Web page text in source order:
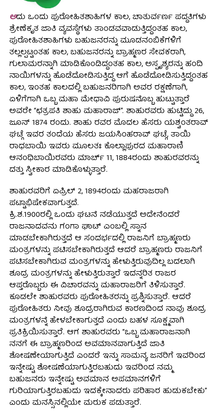
ಅದು ಒಂದು ಪುರೋಹಿತಶಾಹಿಗಳ ಕಾಲ, ಚಾತುರ್ವರ್ಣ ಪದ್ದತಿಗಳು
ಶ್ರೇಣೆಕೃತ ಜಾತಿ ವ್ಯವಸ್ಥೆಗಳು ತಾಂಡವವಾಡುತ್ತಿದ್ದಂತಹ ಕಾಲ,
ಪುರೋಹಿತಶಾಹಿಗಳು ಬಹುಜನರನ್ನು ಮೂಡನಂಬಿಕೆಗಳಿಗೆ
ತಲ್ಲಲ್ಪಟ್ಟಂತಹ ಕಾಲ, ಬಹುಜನರನ್ನು ಬ್ರಾಹ್ಮಣರ ಸೇವಕರಾಗಿ,
ಗುಲಾಮರನ್ನಾಗಿ ಮಾಡಿಕೊಂಡಿದ್ದಂತಹ ಕಾಲ, ಅಸ್ಪೃಶ್ಯರನ್ನು ಹಂದಿ
ನಾಯಿಗಳನ್ನು ಹೊಡೆದೋಡಿಸುತ್ತಿದ್ದ ಆಗೆ ಹೊಡೆದೋಡಿಸುತ್ತಿದ್ದಂತಹ
ಕಾಲ, ಇಂತಹ ಕಾಲದಲ್ಲಿ ಬಹುಜನರಿಗಾಗಿ ಅವರ ರಕ್ಷಣೆಗಾಗಿ,
ಏಳಿಗೆಗಾಗಿ ಒಬ್ಬ ಮಹಾ ಮೇಧಾವಿ ಪುರುಷನೊಬ್ಬ ಹುಟ್ಟುತ್ತಾರೆ
ಅವರೇ “ಛತ್ರಪತಿ ಶಾಹು ಮಹಾರಾಜ್”. ಶಾಹುರವರು ಹುಟ್ಟಿದ್ದು 26,
ಜೂನ್ 1874 ರಂದು. ಶಾಹು ರವರ ಮೊದಲ ಹೆಸರು ಯಶ್ವಂತರಾವ್
ಘಟ್ಗೆ ಇವರ ತಂದೆಯ ಹೆಸರು ಜಯಸಿಂಹರಾವ್ ಘಟ್ಗೆ, ತಾಯಿ
ರಾಧಬಾಯಿ ಇವರು ಮೂಲತಃ ಕೊಲ್ಲಾಪುರದ ಮಹಾರಾಣಿ
ಆನಂಧಿಬಾಯಿರವರು ಮಾರ್ಚ್ 11, 1884ರಂದು ಶಾಹುರವರನ್ನು
ದತ್ತು ಸ್ವೀಕಾರ ಮಾಡಿಕೊಳ್ಳುತ್ತಾರೆ.
ಶಾಹುರವರಿಗೆ ಏಪ್ರಿಲ್ 2, 1894ರಂದು ಮಹರಾಜರಾಗಿ
ಪಟ್ಟಾಭಿಷೇಕವಾಗುತ್ತದೆ.
ಕ್ರಿ.ಶ.1900ರಲ್ಲಿ ಒಂದು ಘಟನೆ ನಡೆಯುತ್ತದೆ ಅದೇನೆಂದರೆ
ರಾಜನಾದವನು ಗಂಗಾ ಘಾಟ್ ಎಂಬಲ್ಲಿ ಸ್ನಾನ
ಮಾಡಬೇಕಾಗಿರುತ್ತದೆ ಆ ಸಂದರ್ಭದಲ್ಲಿ ರಾಜನಿಗೆ ಬ್ರಾಹ್ಮಣರು
ಮಂತ್ರಗಳನ್ನು ಪಟಿಸಬೇಕಾಗಿರುತ್ತದೆ ಆದರೆ ಬ್ರಾಹ್ಮಣರು ರಾಜನಿಗೆ
ಪಟಿಸಬೇಕಾಗಿರುವ ಮಂತ್ರಗಳನ್ನು ಹೇಳುತ್ತಿರುವುದಿಲ್ಲ ಬದಲಾಗಿ
ಶೂದ್ರ ಮಂತ್ರಗಳನ್ನು ಹೇಳುತ್ತಿರುತ್ತಾರೆ ಇದನ್ನರಿತ ರಾಜರ
ಆಪ್ತರೊಬ್ಬರು ಈ ವಿಚಾರವನ್ನು ಮಹಾರಾಜರಿಗೆ ತಿಳಿಸುತ್ತಾರೆ.
ಕೂಡಲೇ ಶಾಹುರವರು ಪುರೋಹಿತರನ್ನು ಪ್ರಶ್ನಿಸುತ್ತಾರೆ. ಆದರೆ
ಪುರೋಹಿತರು ನೀವು ಶೂದ್ರರಾಗಿರುವ ಕಾರಣದಿಂದ ನಾವು ಶೂದ್ರ
ಮಂತ್ರಗಳನ್ನೆ ಹೇಳಬೇಕಾಗುತ್ತದೆ ಎಂದು ಬಹಳ ಸೂಕ್ಷ್ಮವಾಗಿ
ಪ್ರತಿಕ್ರಿಯಿಸುತ್ತಾರೆ. ಆಗ ಶಾಹುರವರು “ಒಬ್ಬ ಮಹಾರಾಜನಾಗಿ
ನನಗೆ ಈ ಬ್ರಾಹ್ಮಣರಿಂದ ಅವಮಾನವಾಗುತ್ತಿದೆ ಜಾತಿ
ಶೋಷಣೇಯಾಗುತ್ತಿದೆ ಎಂದರೆ ಇನ್ನು ಸಾಮನ್ಯ ಜನರಿಗೆ ಇವರಿಂದ
ಇನ್ನೇಷ್ಟು ಶೋಷಣೆಯಾಗುತ್ತಿರಬಹುದು ಇವರಿಂದ ನಮ್ಮ
ಬಹುಜನರು ಇನ್ನೇಷ್ಟು ಅವಮಾನ ಅಪಮಾನಗಳಿಗೆ
ಗುರಿಯಾಗುತ್ತಿರಬಹುದು ಇದಕ್ಕೇನಾದರು ಪರಿಹಾರ ಹುಡುಕಬೇಕು”
ಎಂದು ಮನಸ್ಸಿನಲ್ಲಿಯೇ ಮರುಕ ಪಡುತ್ತಾರೆ.